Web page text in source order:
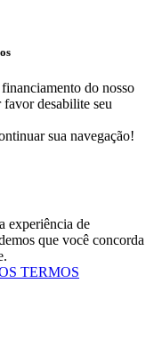
do nosso
desabilite seu
sua navegação!
experiência de
que você concorda
TERMOS